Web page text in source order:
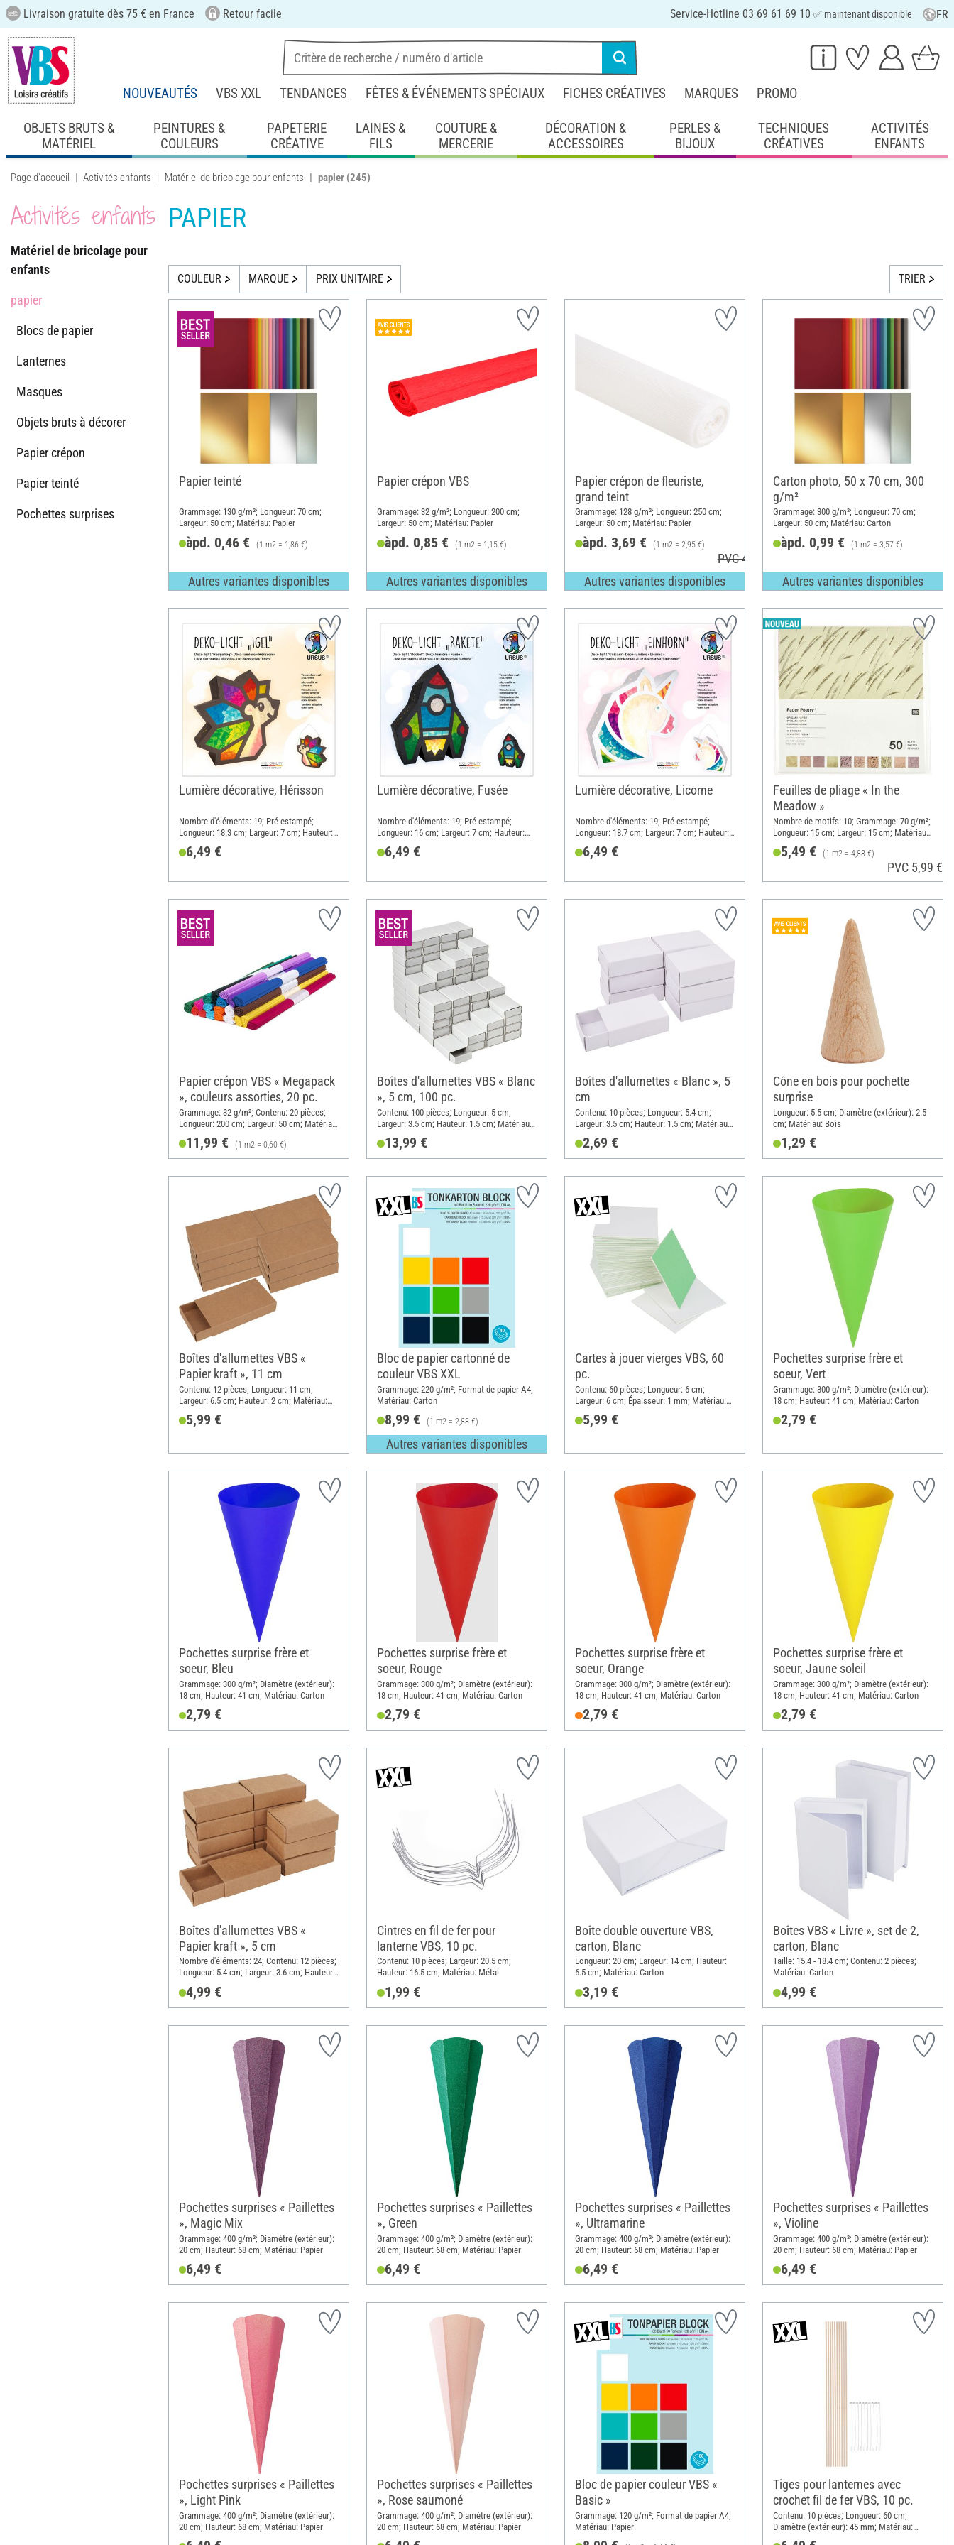
Livraison gratuite dès 75 € en France Retour facile Service-Hotline 03 69 61 69 10 ✅ maintenant disponible FR
NOUVEAUTÉS VBS XXL TENDANCES FÊTES & ÉVÉNEMENTS SPÉCIAUX FICHES CRÉATIVES MARQUES PROMO
OBJETS BRUTS &
MATÉRIEL
PEINTURES &
COULEURS
PAPETERIE
CRÉATIVE
LAINES &
FILS
COUTURE &
MERCERIE
DÉCORATION &
ACCESSOIRES
PERLES &
BIJOUX
TECHNIQUES
CRÉATIVES
ACTIVITÉS
ENFANTS
Page d'accueil Activités enfants Matériel de bricolage pour enfants papier (245)
Activités enfants
Matériel de bricolage pour
enfants
papier
Blocs de papier
Lanternes
Masques
Objets bruts à décorer
Papier crépon
Papier teinté
Pochettes surprises
PAPIER
COULEUR MARQUE PRIX UNITAIRE TRIER
Papier teinté
Grammage: 130 g/m²; Longueur: 70 cm;
Largeur: 50 cm; Matériau: Papier
àpd. 0,46 € (1 m2 = 1,86 €)
Autres variantes disponibles
Papier crépon VBS
Grammage: 32 g/m²; Longueur: 200 cm;
Largeur: 50 cm; Matériau: Papier
àpd. 0,85 € (1 m2 = 1,15 €)
Autres variantes disponibles
Papier crépon de fleuriste,
grand teint
Grammage: 128 g/m²; Longueur: 250 cm;
Largeur: 50 cm; Matériau: Papier
àpd. 3,69 € (1 m2 = 2,95 €)
PVC 4,49 €
Autres variantes disponibles
Carton photo, 50 x 70 cm, 300
g/m²
Grammage: 300 g/m²; Longueur: 70 cm;
Largeur: 50 cm; Matériau: Carton
àpd. 0,99 € (1 m2 = 3,57 €)
Autres variantes disponibles
Lumière décorative, Hérisson
Nombre d'éléments: 19; Pré-estampé;
Longueur: 18.3 cm; Largeur: 7 cm; Hauteur:
6,49 €
Lumière décorative, Fusée
Nombre d'éléments: 19; Pré-estampé;
Longueur: 16 cm; Largeur: 7 cm; Hauteur:
6,49 €
Lumière décorative, Licorne
Nombre d'éléments: 19; Pré-estampé;
Longueur: 18.7 cm; Largeur: 7 cm; Hauteur:
6,49 €
Feuilles de pliage « In the
Meadow »
Nombre de motifs: 10; Grammage: 70 g/m²;
Longueur: 15 cm; Largeur: 15 cm; Matériau:
5,49 € (1 m2 = 4,88 €)
PVC 5,99 €
Papier crépon VBS « Megapack
», couleurs assorties, 20 pc.
Grammage: 32 g/m²; Contenu: 20 pièces;
Longueur: 200 cm; Largeur: 50 cm; Matériau:
11,99 € (1 m2 = 0,60 €)
Boîtes d'allumettes VBS « Blanc
», 5 cm, 100 pc.
Contenu: 100 pièces; Longueur: 5 cm;
Largeur: 3.5 cm; Hauteur: 1.5 cm; Matériau:
13,99 €
Boîtes d'allumettes « Blanc », 5
cm
Contenu: 10 pièces; Longueur: 5.4 cm;
Largeur: 3.5 cm; Hauteur: 1.5 cm; Matériau:
2,69 €
Cône en bois pour pochette
surprise
Longueur: 5.5 cm; Diamètre (extérieur): 2.5
cm; Matériau: Bois
1,29 €
Boîtes d'allumettes VBS «
Papier kraft », 11 cm
Contenu: 12 pièces; Longueur: 11 cm;
Largeur: 6.5 cm; Hauteur: 2 cm; Matériau:
5,99 €
Bloc de papier cartonné de
couleur VBS XXL
Grammage: 220 g/m²; Format de papier A4;
Matériau: Carton
8,99 € (1 m2 = 2,88 €)
Autres variantes disponibles
Cartes à jouer vierges VBS, 60
pc.
Contenu: 60 pièces; Longueur: 6 cm;
Largeur: 6 cm; Épaisseur: 1 mm; Matériau:
5,99 €
Pochettes surprise frère et
soeur, Vert
Grammage: 300 g/m²; Diamètre (extérieur):
18 cm; Hauteur: 41 cm; Matériau: Carton
2,79 €
Pochettes surprise frère et
soeur, Bleu
Grammage: 300 g/m²; Diamètre (extérieur):
18 cm; Hauteur: 41 cm; Matériau: Carton
2,79 €
Pochettes surprise frère et
soeur, Rouge
Grammage: 300 g/m²; Diamètre (extérieur):
18 cm; Hauteur: 41 cm; Matériau: Carton
2,79 €
Pochettes surprise frère et
soeur, Orange
Grammage: 300 g/m²; Diamètre (extérieur):
18 cm; Hauteur: 41 cm; Matériau: Carton
2,79 €
Pochettes surprise frère et
soeur, Jaune soleil
Grammage: 300 g/m²; Diamètre (extérieur):
18 cm; Hauteur: 41 cm; Matériau: Carton
2,79 €
Boîtes d'allumettes VBS «
Papier kraft », 5 cm
Nombre d'éléments: 24; Contenu: 12 pièces;
Longueur: 5.4 cm; Largeur: 3.6 cm; Hauteur:
4,99 €
Cintres en fil de fer pour
lanterne VBS, 10 pc.
Contenu: 10 pièces; Largeur: 20.5 cm;
Hauteur: 16.5 cm; Matériau: Métal
1,99 €
Boîte double ouverture VBS,
carton, Blanc
Longueur: 20 cm; Largeur: 14 cm; Hauteur:
6.5 cm; Matériau: Carton
3,19 €
Boîtes VBS « Livre », set de 2,
carton, Blanc
Taille: 15.4 - 18.4 cm; Contenu: 2 pièces;
Matériau: Carton
4,99 €
Pochettes surprises « Paillettes
», Magic Mix
Grammage: 400 g/m²; Diamètre (extérieur):
20 cm; Hauteur: 68 cm; Matériau: Papier
6,49 €
Pochettes surprises « Paillettes
», Green
Grammage: 400 g/m²; Diamètre (extérieur):
20 cm; Hauteur: 68 cm; Matériau: Papier
6,49 €
Pochettes surprises « Paillettes
», Ultramarine
Grammage: 400 g/m²; Diamètre (extérieur):
20 cm; Hauteur: 68 cm; Matériau: Papier
6,49 €
Pochettes surprises « Paillettes
», Violine
Grammage: 400 g/m²; Diamètre (extérieur):
20 cm; Hauteur: 68 cm; Matériau: Papier
6,49 €
Pochettes surprises « Paillettes
», Light Pink
Grammage: 400 g/m²; Diamètre (extérieur):
20 cm; Hauteur: 68 cm; Matériau: Papier
Pochettes surprises « Paillettes
», Rose saumoné
Grammage: 400 g/m²; Diamètre (extérieur):
20 cm; Hauteur: 68 cm; Matériau: Papier
Bloc de papier couleur VBS «
Basic »
Grammage: 120 g/m²; Format de papier A4;
Matériau: Papier
Tiges pour lanternes avec
crochet fil de fer VBS, 10 pc.
Contenu: 10 pièces; Longueur: 60 cm;
Diamètre (extérieur): 45 mm; Matériau: